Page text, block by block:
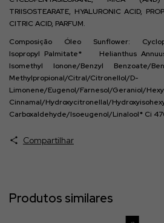
TRIISOSTEARATE, HYALURONIC ACID,
CITRIC ACID, PARFUM.
Composição Óleo Sunflower:
Isopropyl Palmitate* Helianthus
Isomethyl Ionone/Benzyl Benzoate/
Methylpropional/Citral/Citronellol/D-
Limonene/Eugenol/Farnesol/Geraniol/
Cinnamal/Hydroxycitronellal/
Carboxaldehyde/Isoeugenol/Linalool* Ci
Compartilhar
Produtos similares